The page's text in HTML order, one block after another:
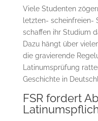
Viele Studenten
letzten- scheinfreien-
schaffen ihr Studium
Dazu hängt über
die gravierende
La­ti­numsprüfung
Geschichte in
FSR fordert